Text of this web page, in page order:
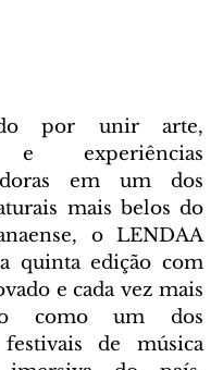
por unir arte,
e experiências
em um dos
mais belos do
o LENDAA
quinta edição com
e cada vez mais
como um dos
de música